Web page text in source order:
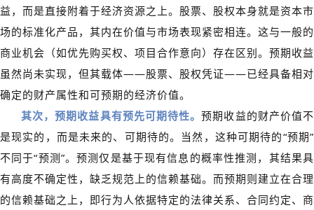
益，而是直接附着于经济资源之上。股票、股权本身就是资本市
场的标准化产品，其内在价值与市场表现紧密相连。这与一般的
商业机会（如优先购买权、项目合作意向）存在区别。预期收益
虽然尚未实现，但其载体——股票、股权凭证——已经具备相对
确定的财产属性和可预期的经济价值。
其次，预期收益具有预先可期待性。预期收益的财产价值不
是现实的，而是未来的、可期待的。当然，这种可期待的“预期”
不同于“预测”。预测仅是基于现有信息的概率性推测，其结果具
有高度不确定性，缺乏规范上的信赖基础。而预期则建立在合理
的信赖基础之上，即行为人依据特定的法律关系、合同约定、商